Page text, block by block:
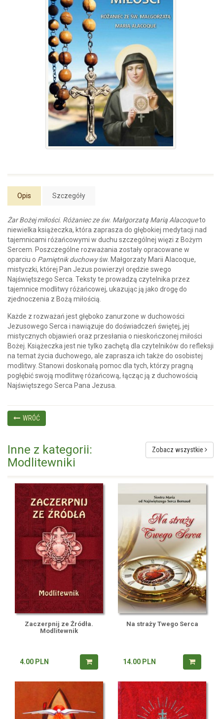
Opis Szczegóły
Żar Bożej miłości. Różaniec ze św. Małgorzatą Marią Alacoqueto
niewielka książeczka, która zaprasza do głębokiej medytacji nad
tajemnicami różańcowymi w duchu szczególnej więzi z Bożym
Sercem. Poszczególne rozważania zostały opracowane w
oparciu o Pamiętnik duchowyśw. Małgorzaty Marii Alacoque,
mistyczki, której Pan Jezus powierzył orędzie swego
Najświętszego Serca. Teksty te prowadzą czytelnika przez
tajemnice modlitwy różańcowej, ukazując ją jako drogę do
zjednoczenia z Bożą miłością.
Każde z rozważań jest głęboko zanurzone w duchowości
Jezusowego Serca i nawiązuje do doświadczeń świętej, jej
mistycznych objawień oraz przesłania o nieskończonej miłości
Bożej. Książeczka jest nie tylko zachętą dla czytelników do refleksji
na temat życia duchowego, ale zaprasza ich także do osobistej
modlitwy. Stanowi doskonałą pomoc dla tych, którzy pragną
pogłębić swoją modlitwę różańcową, łącząc ją z duchowością
Najświętszego Serca Pana Jezusa.
WRÓĆ
Zobacz wszystkie
Inne z kategorii:
Modlitewniki
Zaczerpnij ze Źródła.
Modlitewnik
4.00 PLN
Na straży Twego Serca
14.00 PLN